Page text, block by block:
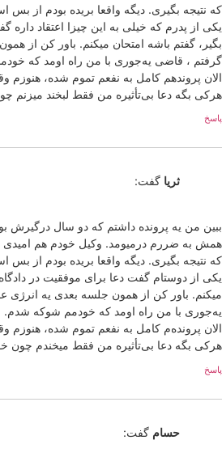
که نتیجه بگیری. دیگه واقعا بریده بودم از
یکی از پدرم که خیلی به این چیزا اعتقاد داره
بگیر، گفتم باشه امتحان میکنم. باور کن از
گرفتم ، قاضی یه‌جوری با من راه اومد که
الان پروندهم کامل به نفعم تموم شده، هنوزم
هرکی بگه دعا بی‌تأثیره من فقط لبخند میزنم
پاسخ
ثریا گفت:
ببین من یه پرونده داشتم که دو سال درگیرش
همش به ضررم درمیومد. وکیل خودم هم
که نتیجه بگیری. دیگه واقعا بریده بودم از
یکی از دوستام گفت دعا برای موفقیت در
میکنم. باور کن از همون جلسه بعدی یه
یه‌جوری با من راه اومد که خودمم شوکه شدم.
الان پرونده‌م کامل به نفعم تموم شده، هنوزم
هرکی بگه دعا بی‌تأثیره من فقط میخندم چون
پاسخ
حسام گفت: